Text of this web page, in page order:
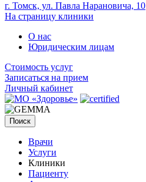
г. Томск, ул. Павла Нарановича, 10
На страницу клиники
О нас
Юридическим лицам
Стоимость услуг
Записаться на прием
Личный кабинет
Поиск
Врачи
Услуги
Клиники
Пациенту